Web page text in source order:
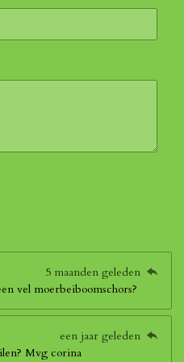
5 maanden geleden
vel moerbeiboomschors?
een jaar geleden
Mvg corina